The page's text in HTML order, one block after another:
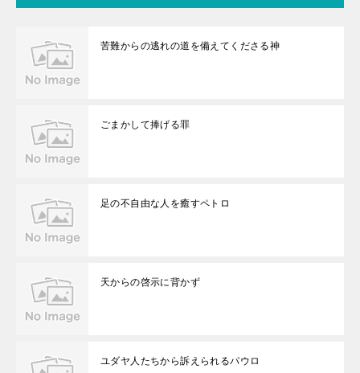
苦難からの逃れの道を備えてくださる神
ごまかして捧げる罪
足の不自由な人を癒すペトロ
天からの啓示に背かず
ユダヤ人たちから訴えられるパウロ